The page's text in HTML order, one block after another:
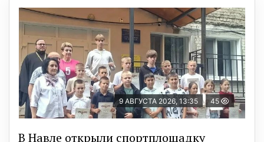
9 АВГУСТА 2026, 13:35 45
В Навле открыли спортплощадку